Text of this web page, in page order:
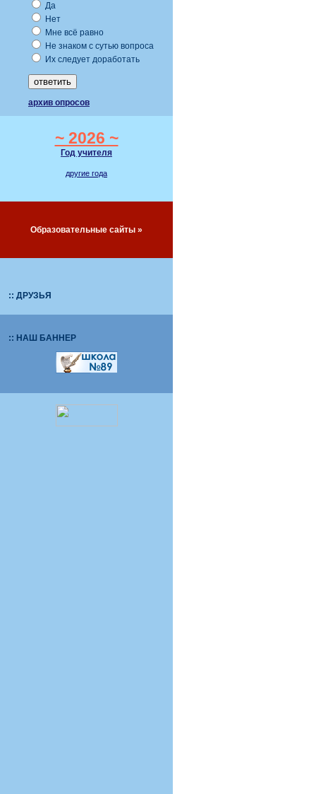
Да
Нет
Мне всё равно
Не знаком с сутью вопроса
Их следует доработать
архив опросов
~ 2026 ~
Год учителя
другие года
Образовательные сайты »
:: ДРУЗЬЯ
:: НАШ БАННЕР